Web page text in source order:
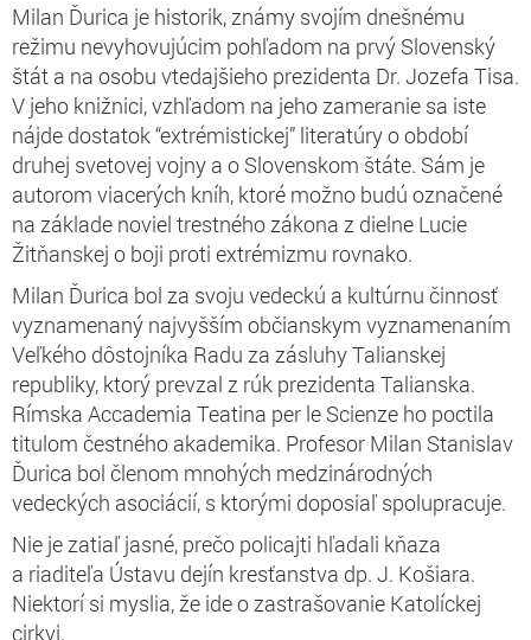
Milan Ďurica je historik, známy svojím dnešnému
režimu nevyhovujúcim pohľadom na prvý Slovenský
štát a na osobu vtedajšieho prezidenta Dr. Jozefa Tisa.
V jeho knižnici, vzhľadom na jeho zameranie sa iste
nájde dostatok “extrémistickej” literatúry o období
druhej svetovej vojny a o Slovenskom štáte. Sám je
autorom viacerých kníh, ktoré možno budú označené
na základe noviel trestného zákona z dielne Lucie
Žitňanskej o boji proti extrémizmu rovnako.
Milan Ďurica bol za svoju vedeckú a kultúrnu činnosť
vyznamenaný najvyšším občianskym vyznamenaním
Veľkého dôstojníka Radu za zásluhy Talianskej
republiky, ktorý prevzal z rúk prezidenta Talianska.
Rímska Accademia Teatina per le Scienze ho poctila
titulom čestného akademika. Profesor Milan Stanislav
Ďurica bol členom mnohých medzinárodných
vedeckých asociácií, s ktorými doposiaľ spolupracuje.
Nie je zatiaľ jasné, prečo policajti hľadali kňaza
a riaditeľa Ústavu dejín kresťanstva dp. J. Košiara.
Niektorí si myslia, že ide o zastrašovanie Katolíckej
cirkvi.